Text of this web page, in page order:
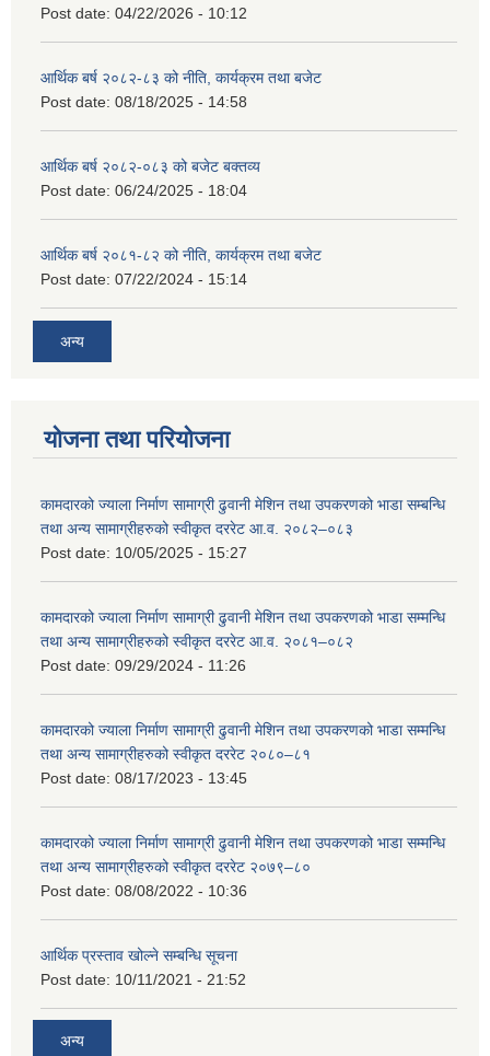
Post date: 04/22/2026 - 10:12
आर्थिक बर्ष २०८२-८३ को नीति, कार्यक्रम तथा बजेट
Post date: 08/18/2025 - 14:58
आर्थिक बर्ष २०८२-०८३ को बजेट बक्तव्य
Post date: 06/24/2025 - 18:04
आर्थिक बर्ष २०८१-८२ को नीति, कार्यक्रम तथा बजेट
Post date: 07/22/2024 - 15:14
अन्य
योजना तथा परियोजना
कामदारको ज्याला निर्माण सामाग्री ढुवानी मेशिन तथा उपकरणको भाडा सम्बन्धि
तथा अन्य सामाग्रीहरुको स्वीकृत दररेट आ.व. २०८२–०८३
Post date: 10/05/2025 - 15:27
कामदारको ज्याला निर्माण सामाग्री ढुवानी मेशिन तथा उपकरणको भाडा सम्मन्धि
तथा अन्य सामाग्रीहरुको स्वीकृत दररेट आ.व. २०८१–०८२
Post date: 09/29/2024 - 11:26
कामदारको ज्याला निर्माण सामाग्री ढुवानी मेशिन तथा उपकरणको भाडा सम्मन्धि
तथा अन्य सामाग्रीहरुको स्वीकृत दररेट २०८०–८१
Post date: 08/17/2023 - 13:45
कामदारको ज्याला निर्माण सामाग्री ढुवानी मेशिन तथा उपकरणको भाडा सम्मन्धि
तथा अन्य सामाग्रीहरुको स्वीकृत दररेट २०७९–८०
Post date: 08/08/2022 - 10:36
आर्थिक प्रस्ताव खोल्ने सम्बन्धि सूचना
Post date: 10/11/2021 - 21:52
अन्य